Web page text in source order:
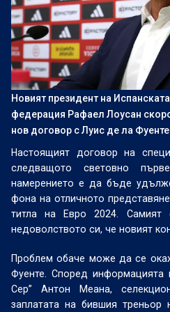
Новият президент на
федерация Рафаел Лоусан
нов договор с Луис де ла Фуенте
Настоящият договор на
следващото световно
намерението е да бъде
фона на отличното
титла на Евро 2024. Самият
недоволството си, че новият
Проблем обаче може да се
Фуенте. Според информацията
Сер” Антон Меана,
заплатата на бившия треньор